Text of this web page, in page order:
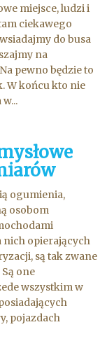
miejsce, ludzi i
ciekawego
do busa
na
pewno będzie to
W końcu kto nie
ogumienia,
osobom
nich opierających
są tak zwane
one
wszystkim w
pojazdach